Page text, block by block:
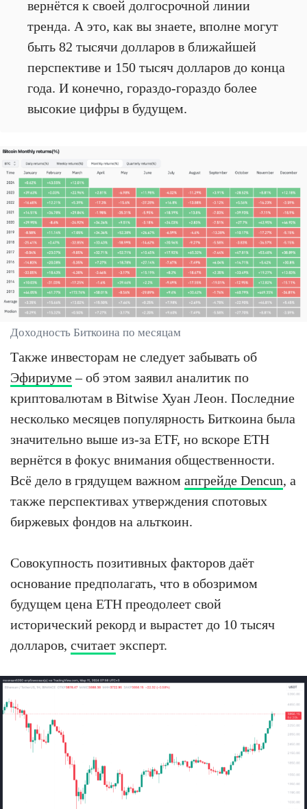
вернётся к своей долгосрочной линии
тренда. А это, как вы знаете, вполне могут
быть 82 тысячи долларов в ближайшей
перспективе и 150 тысяч долларов до конца
года. И конечно, гораздо-гораздо более
высокие цифры в будущем.
Доходность Биткоина по месяцам
Также инвесторам не следует забывать об
Эфириуме– об этом заявил аналитик по
криптовалютам в Bitwise Хуан Леон. Последние
несколько месяцев популярность Биткоина была
значительно выше из-за ETF, но вскоре ETH
вернётся в фокус внимания общественности.
Всё дело в грядущем важном апгрейде Dencun, а
также перспективах утверждения спотовых
биржевых фондов на альткоин.
Совокупность позитивных факторов даёт
основание предполагать, что в обозримом
будущем цена ETH преодолеет свой
исторический рекорд и вырастет до 10 тысяч
долларов, считает эксперт.